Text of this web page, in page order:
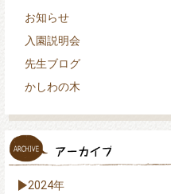
お知らせ
入園説明会
先生ブログ
かしわの木
2024年